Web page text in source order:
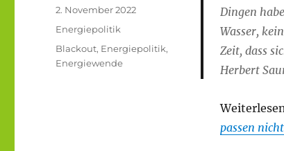
Dingen
Wasser,
Zeit, dass
Herbert
passen
Veröffentlicht
2. November 2022
Kategorien
Energiepolitik
Schlagwörter
Blackout, Energiepolitik,
Energiewende